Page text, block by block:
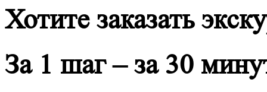
Хотите заказать
За 1 шаг – за 30